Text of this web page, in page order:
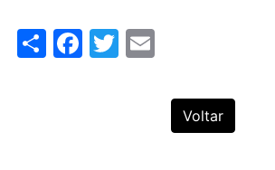
ShareFacebook
Twitter
Voltar